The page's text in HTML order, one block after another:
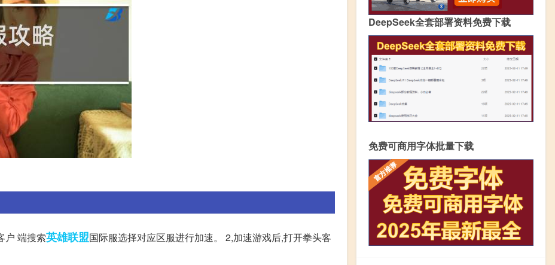
户 端搜索英雄联盟国际服选择对应区服进行加速。 2,加速游戏后,打开拳头客
DeepSeek全套部署资料免费下载
免费可商用字体批量下载